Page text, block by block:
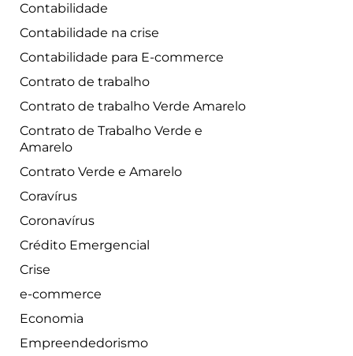
Contabilidade
Contabilidade na crise
Contabilidade para E-commerce
Contrato de trabalho
Contrato de trabalho Verde Amarelo
Contrato de Trabalho Verde e
Amarelo
Contrato Verde e Amarelo
Coravírus
Coronavírus
Crédito Emergencial
Crise
e-commerce
Economia
Empreendedorismo